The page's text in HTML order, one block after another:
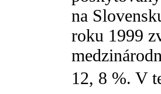
na
roku 1999
12, 8 %. V